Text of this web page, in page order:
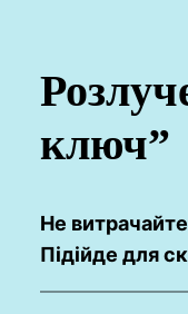
ключ”
Не
Підійде для